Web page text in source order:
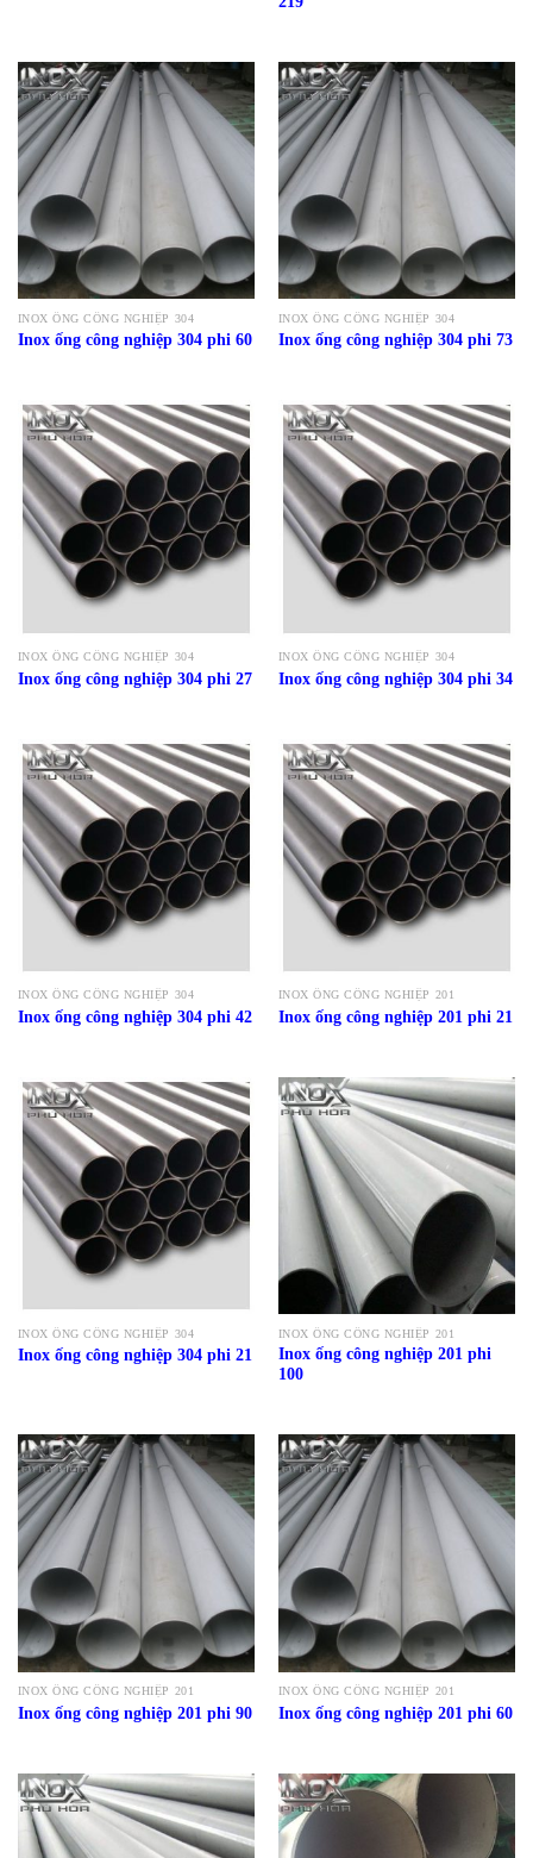
INOX ỐNG CÔNG NGHIỆP 304
Inox ống công nghiệp 304 phi 60
INOX ỐNG CÔNG NGHIỆP 304
Inox ống công nghiệp 304 phi 73
INOX ỐNG CÔNG NGHIỆP 304
Inox ống công nghiệp 304 phi 27
INOX ỐNG CÔNG NGHIỆP 304
Inox ống công nghiệp 304 phi 34
INOX ỐNG CÔNG NGHIỆP 304
Inox ống công nghiệp 304 phi 42
INOX ỐNG CÔNG NGHIỆP 201
Inox ống công nghiệp 201 phi 21
INOX ỐNG CÔNG NGHIỆP 304
Inox ống công nghiệp 304 phi 21
INOX ỐNG CÔNG NGHIỆP 201
Inox ống công nghiệp 201 phi
100
INOX ỐNG CÔNG NGHIỆP 201
Inox ống công nghiệp 201 phi 90
INOX ỐNG CÔNG NGHIỆP 201
Inox ống công nghiệp 201 phi 60